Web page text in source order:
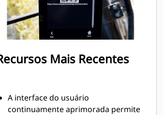
Mais Recentes
A interface do usuário
continuamente aprimorada permite